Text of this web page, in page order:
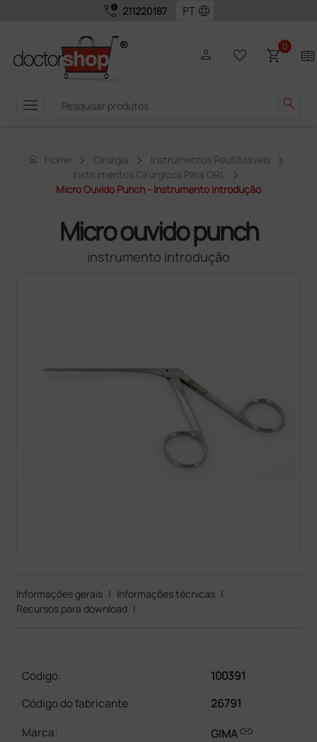
call_quality 211220187 language
menu search
person favorite_border shopping_cart0 two_pager
home Home Cirurgia
Instrumentos Reutilizáveis
Instrumentos Cirúrgicos Para ORL
Micro Ouvido Punch - Instrumento Introdução
Micro ouvido punch
instrumento introdução
Informações gerais | Informações técnicas |
Recursos para download |
Código:
100391
Código do fabricante
26791
Marca:
GIMAlink